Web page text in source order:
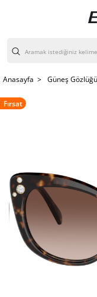
Anasayfa > Güneş
Fırsat